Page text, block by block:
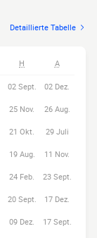
Detaillierte Tabelle
H A
02 Sept. 02 Dez.
25 Nov. 26 Aug.
21 Okt. 29 Juli
19 Aug. 11 Nov.
24 Feb. 23 Sept.
20 Sept. 17 Dez.
09 Dez. 17 Sept.